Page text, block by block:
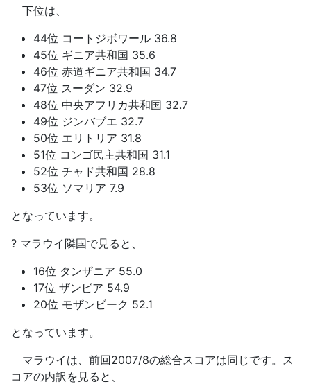
下位は、
44位 コートジボワール 36.8
45位 ギニア共和国 35.6
46位 赤道ギニア共和国 34.7
47位 スーダン 32.9
48位 中央アフリカ共和国 32.7
49位 ジンバブエ 32.7
50位 エリトリア 31.8
51位 コンゴ民主共和国 31.1
52位 チャド共和国 28.8
53位 ソマリア 7.9
となっています。
? マラウイ隣国で見ると、
16位 タンザニア 55.0
17位 ザンビア 54.9
20位 モザンビーク 52.1
となっています。
マラウイは、前回2007/8の総合スコアは同じです。ス
コアの内訳を見ると、